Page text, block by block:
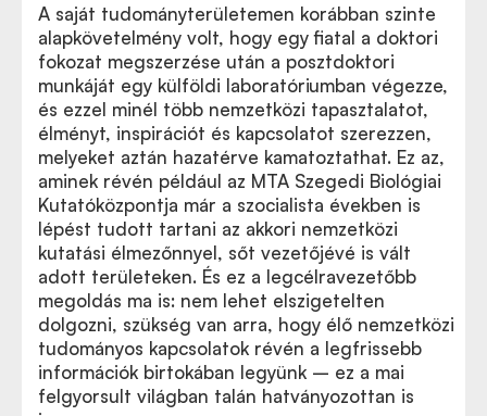
A saját tudományterületemen korábban szinte
alapkövetelmény volt, hogy egy fiatal a doktori
fokozat megszerzése után a posztdoktori
munkáját egy külföldi laboratóriumban végezze,
és ezzel minél több nemzetközi tapasztalatot,
élményt, inspirációt és kapcsolatot szerezzen,
melyeket aztán hazatérve kamatoztathat. Ez az,
aminek révén például az MTA Szegedi Biológiai
Kutatóközpontja már a szocialista években is
lépést tudott tartani az akkori nemzetközi
kutatási élmezőnnyel, sőt vezetőjévé is vált
adott területeken. És ez a legcélravezetőbb
megoldás ma is: nem lehet elszigetelten
dolgozni, szükség van arra, hogy élő nemzetközi
tudományos kapcsolatok révén a legfrissebb
információk birtokában legyünk – ez a mai
felgyorsult világban talán hatványozottan is